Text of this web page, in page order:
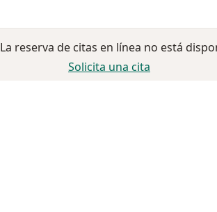
La reserva de citas en línea no está
Solicita una cita